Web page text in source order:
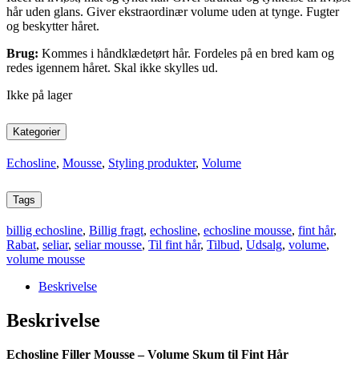
hår uden glans. Giver ekstraordinær volume uden at tynge. Fugter
og beskytter håret.
Brug: Kommes i håndklædetørt hår. Fordeles på en bred kam og
redes igennem håret. Skal ikke skylles ud.
Ikke på lager
Kategorier
Echosline, Mousse, Styling produkter, Volume
Tags
billig echosline, Billig fragt, echosline, echosline mousse, fint hår,
Rabat, seliar, seliar mousse, Til fint hår, Tilbud, Udsalg, volume,
volume mousse
Beskrivelse
Beskrivelse
Echosline Filler Mousse – Volume Skum til Fint Hår